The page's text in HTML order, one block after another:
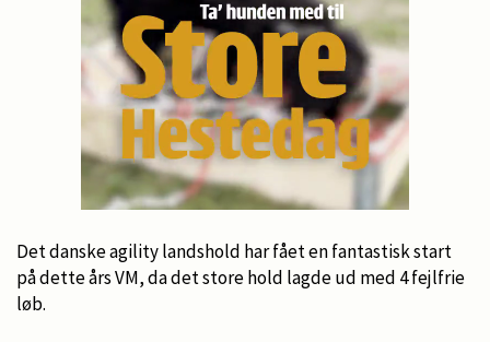
Det danske agility landshold har fået en fantastisk start
på dette års VM, da det store hold lagde ud med 4 fejlfrie
løb.